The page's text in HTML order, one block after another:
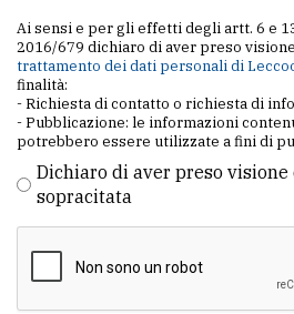
Ai sensi e per gli effetti degli artt. 6 e
2016/679 dichiaro di aver preso visione
trattamento dei dati personali di
finalità:
- Richiesta di contatto o richiesta di
- Pubblicazione: le informazioni
potrebbero essere utilizzate a fini di
Dichiaro di aver preso
sopracitata